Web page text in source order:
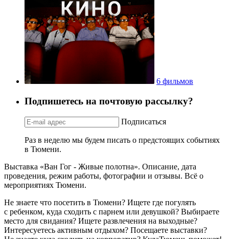
6 фильмов
Подпишетесь на почтовую рассылку?
Подписаться
Раз в неделю мы будем писать о предстоящих событиях
в Тюмени.
Выставка «Ван Гог - Живые полотна». Описание, дата
проведения, режим работы, фотографии и отзывы. Всё о
мероприятиях Тюмени.
Не знаете что посетить в Тюмени? Ищете где погулять
с ребенком, куда сходить с парнем или девушкой? Выбираете
место для свидания? Ищете развлечения на выходные?
Интересуетесь активным отдыхом? Посещаете выставки?